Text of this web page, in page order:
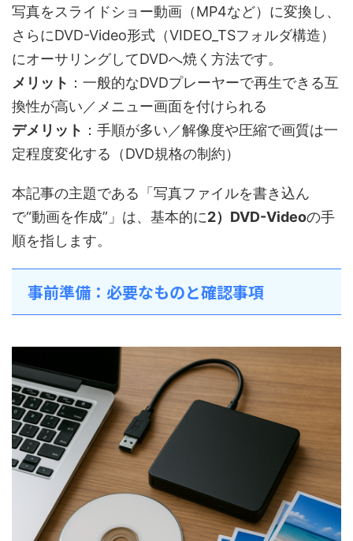
写真をスライドショー動画（MP4など）に変換し、
さらにDVD-Video形式（VIDEO_TSフォルダ構造）
にオーサリングしてDVDへ焼く方法です。
メリット ：一般的なDVDプレーヤーで再生できる互
換性が高い／メニュー画面を付けられる
デメリット ：手順が多い／解像度や圧縮で画質は一
定程度変化する（DVD規格の制約）
本記事の主題である「写真ファイルを書き込ん
で“動画を作成”」は、基本的に2）DVD-Videoの手
順を指します。
事前準備：必要なものと確認事項